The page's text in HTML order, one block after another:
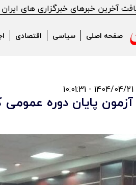
آخرین خبرهای خبرگزاری های ایران
صفحه اصلی سیاسی اقتصادی
آزمون پایان دوره